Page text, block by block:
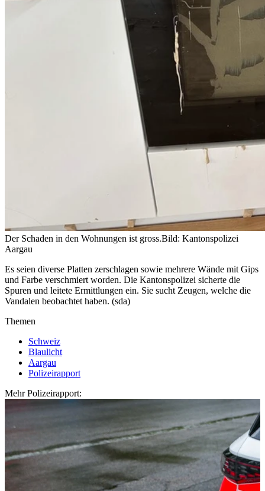
Der Schaden in den Wohnungen ist gross.Bild: Kantonspolizei
Aargau
Es seien diverse Platten zerschlagen sowie mehrere Wände mit Gips
und Farbe verschmiert worden. Die Kantonspolizei sicherte die
Spuren und leitete Ermittlungen ein. Sie sucht Zeugen, welche die
Vandalen beobachtet haben. (sda)
Themen
Schweiz
Blaulicht
Aargau
Polizeirapport
Mehr Polizeirapport: